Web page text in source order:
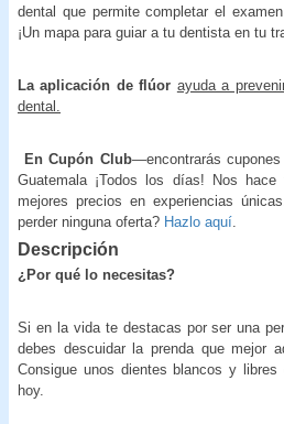
dental que permite completar el
¡Un mapa para guiar a tu dentista en tu
La aplicación de flúor ayuda a
dental.
En Cupón Club—encontrarás
Guatemala ¡Todos los días! Nos
mejores precios en experiencias
perder ninguna oferta? Hazlo aquí
Descripción
¿Por qué lo necesitas?
Si en la vida te destacas por ser una
debes descuidar la prenda que mejor
Consigue unos dientes blancos y
hoy.